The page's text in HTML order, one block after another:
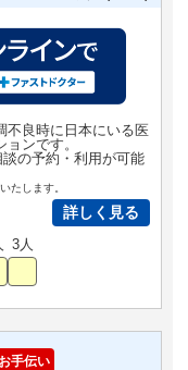
不良時に日本にいる医
ンです。
の予約・利用が可能
たします。
詳しく見る
3人
手伝い